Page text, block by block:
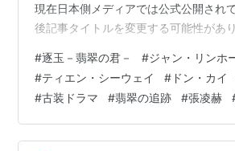
現在日本側メディアでは公式公開され
後記事タイトルを変更する可能性があ
ラクター生死を含めネタバレＯＫな方
攫われる少し前に遡る── 農民の暴動を
初に乗り込んできた時に、謝征とふた
た長玉は県令を助けに行った。 コイツ
の冤罪を押し付けようとして謝征の怒
#逐玉－翡翠の君－ #ジャン・リンホ
#ティエン・シーウェイ # ドン・カイ
#古装ドラマ #翡翠の追跡 #張凌赫